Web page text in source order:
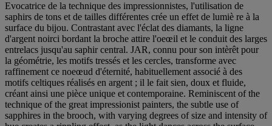
Evocatrice de la technique des impressionnistes, l'utilisation de
saphirs de tons et de tailles différentes crée un effet de lumiè re à la
surface du bijou. Contrastant avec l'éclat des diamants, la ligne
d'argent noirci bordant la broche attire l'oeœil et le conduit des larges
entrelacs jusqu'au saphir central. JAR, connu pour son intèrêt pour
la géométrie, les motifs tressés et les cercles, transforme avec
raffinement ce noeœud d'éternité, habituellement associé à des
motifs celtiques réalisés en argent ; il le fait sien, doux et fluide,
créant ainsi une pièce unique et contemporaine. Reminiscent of the
technique of the great impressionist painters, the subtle use of
sapphires in the brooch, with varying degrees of size and intensity of